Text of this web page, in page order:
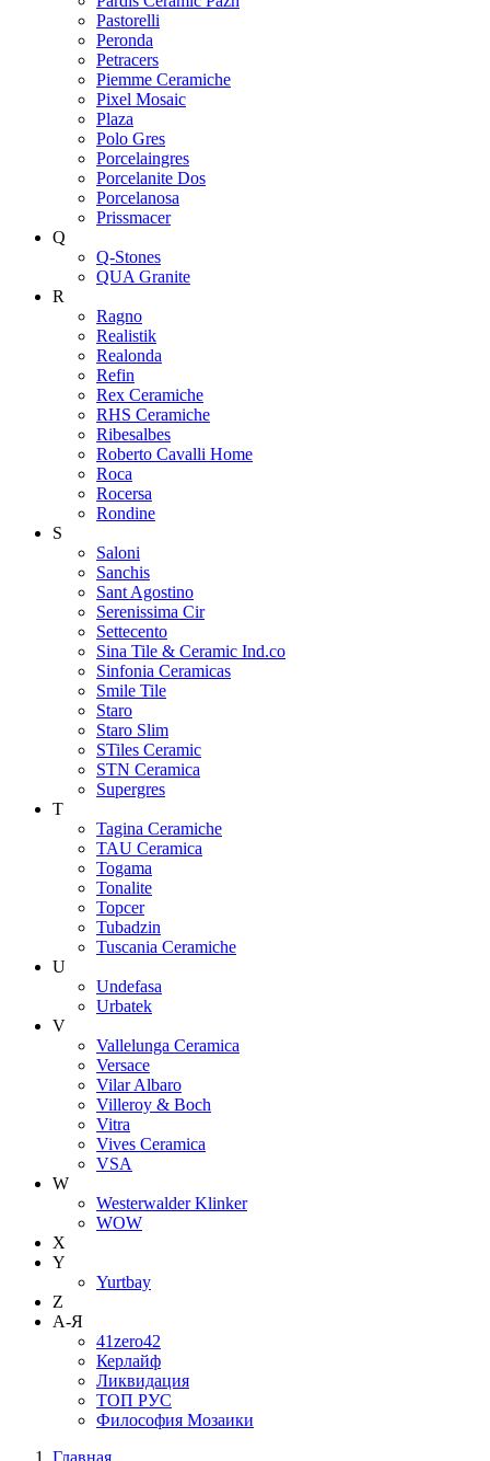
Pastorelli
Peronda
Petracers
Piemme Ceramiche
Pixel Mosaic
Plaza
Polo Gres
Porcelaingres
Porcelanite Dos
Porcelanosa
Prissmacer
Q
Q-Stones
QUA Granite
R
Ragno
Realistik
Realonda
Refin
Rex Ceramiche
RHS Ceramiche
Ribesalbes
Roberto Cavalli Home
Roca
Rocersa
Rondine
S
Saloni
Sanchis
Sant Agostino
Serenissima Cir
Settecento
Sina Tile & Ceramic Ind.co
Sinfonia Ceramicas
Smile Tile
Staro
Staro Slim
STiles Ceramic
STN Ceramica
Supergres
T
Tagina Ceramiche
TAU Ceramica
Togama
Tonalite
Topcer
Tubadzin
Tuscania Ceramiche
U
Undefasa
Urbatek
V
Vallelunga Ceramica
Versace
Vilar Albaro
Villeroy & Boch
Vitra
Vives Ceramica
VSA
W
Westerwalder Klinker
WOW
X
Y
Yurtbay
Z
А-Я
41zero42
Керлайф
Ликвидация
ТОП РУС
Философия Мозаики
Главная